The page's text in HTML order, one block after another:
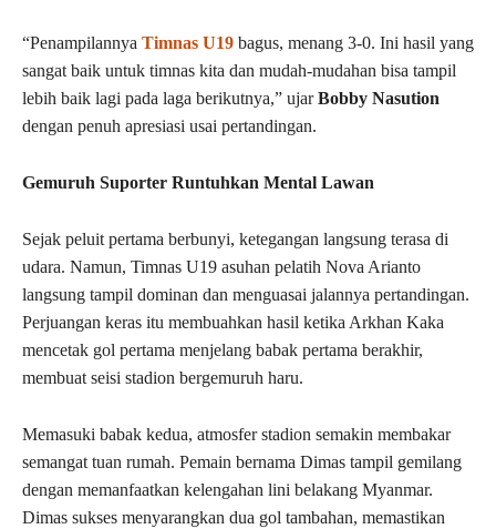
“Penampilannya Timnas U19 bagus, menang 3-0. Ini hasil yang
sangat baik untuk timnas kita dan mudah-mudahan bisa tampil
lebih baik lagi pada laga berikutnya,” ujarBobby Nasution
dengan penuh apresiasi usai pertandingan.
Gemuruh Suporter Runtuhkan Mental Lawan
Sejak peluit pertama berbunyi, ketegangan langsung terasa di
udara. Namun, Timnas U19 asuhan pelatih Nova Arianto
langsung tampil dominan dan menguasai jalannya pertandingan.
Perjuangan keras itu membuahkan hasil ketika Arkhan Kaka
mencetak gol pertama menjelang babak pertama berakhir,
membuat seisi stadion bergemuruh haru.
Memasuki babak kedua, atmosfer stadion semakin membakar
semangat tuan rumah. Pemain bernama Dimas tampil gemilang
dengan memanfaatkan kelengahan lini belakang Myanmar.
Dimas sukses menyarangkan dua gol tambahan, memastikan